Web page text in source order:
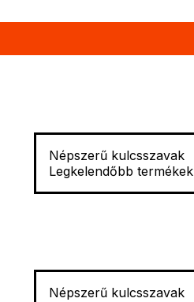
Népszerű kulcsszavak
Legkelendőbb termékek
Népszerű kulcsszavak